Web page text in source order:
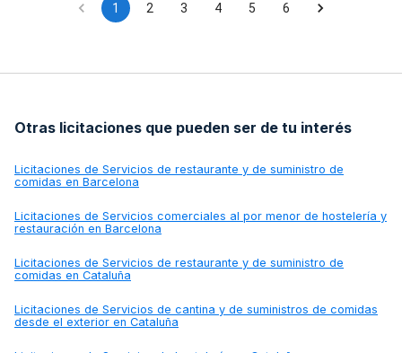
1 2 3 4 5 6
Otras licitaciones que pueden ser de tu interés
Licitaciones de Servicios de restaurante y de suministro de
comidas en Barcelona
Licitaciones de Servicios comerciales al por menor de hostelería y
restauración en Barcelona
Licitaciones de Servicios de restaurante y de suministro de
comidas en Cataluña
Licitaciones de Servicios de cantina y de suministros de comidas
desde el exterior en Cataluña